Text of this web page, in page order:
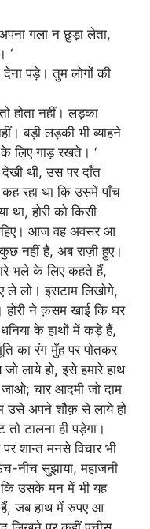
गला न छुड़ा लेता,
‘
पड़े। तुम लोगों की
होता नहीं। लड़का
बड़ी लड़की भी ब्याहने
लिए गाड़ रखते। ‘
देखी थी, उस पर दाँत
रहा था कि उसमें पाँच
होरी को किसी
आज वह अवसर आ
नहीं है, अब राज़ी हुए।
भले के लिए कहते हैं,
ले लो। इसटाम लिखोगे,
ने क़सम खाई कि घर
के हाथों में कड़े हैं,
का रंग मुँह पर पोतकर
लाये हो, इसे हमारे हाथ
चार आदमी जो दाम
उसे अपने शौक़ से लाये हो
टालना ही पड़ेगा।
शान्त मनसे विचार भी
नीच सुझाया, महाजनी
कि उसके मन में भी यह
हैं, जब हाथ में रुपए आ